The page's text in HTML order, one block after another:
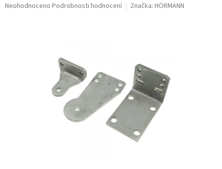
Průměrné
Neohodnoceno Podrobnosti hodnocení Značka: HÖRMANN